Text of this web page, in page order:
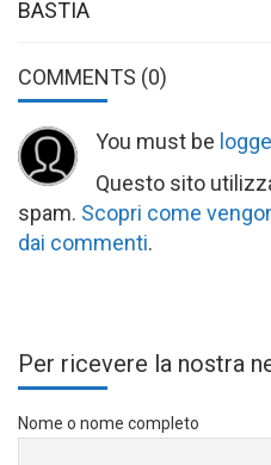
BASTIA
COMMENTS (0)
You must be
Questo sito
spam. Scopri come
dai commenti.
Per ricevere la nostra
Nome o nome completo